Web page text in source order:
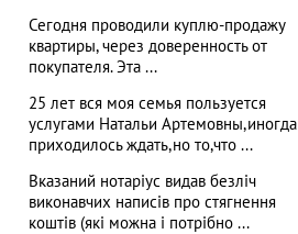
Сегодня проводили куплю-продажу
квартиры, через доверенность от
покупателя. Эта ...
25 лет вся моя семья пользуется
услугами Натальи Артемовны,иногда
приходилось ждать,но то,что ...
Вказаний нотаріус видав безліч
виконавчих написів про стягнення
коштів (які можна і потрібно ...